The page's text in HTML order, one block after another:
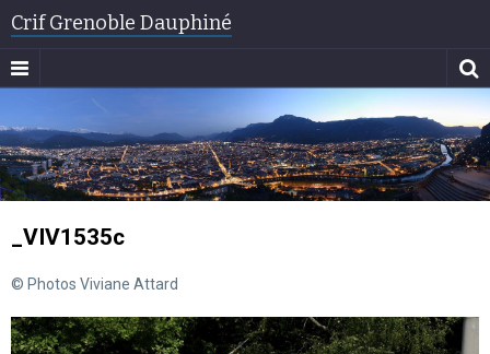
Crif Grenoble Dauphiné
_VIV1535c
© Photos Viviane Attard